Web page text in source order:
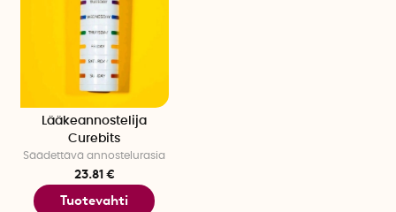
Lääkeannostelija
Curebits
Säädettävä annostelurasia
23.81 €
Tuotevahti